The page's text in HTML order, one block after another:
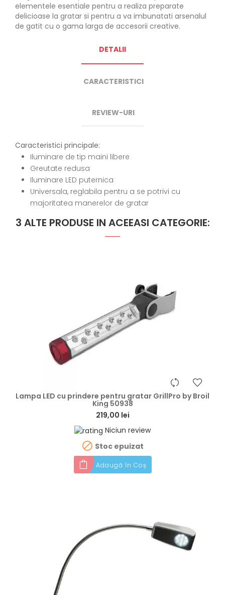
elementele esentiale pentru a realiza preparate
delicioase la gratar si pentru a va imbunatati arsenalul
de gatit cu o gama larga de accesorii creative.
DETALII
CARACTERISTICI
REVIEW-URI
Caracteristici principale:
Iluminare de tip maini libere
Greutate redusa
Iluminare LED puternica
Universala, reglabila pentru a se potrivi cu
majoritatea manerelor de gratar
3 ALTE PRODUSE IN ACEEASI CATEGORIE:
Lampa LED cu prindere pentru gratar GrillPro by Broil
King 50938
219,00 lei
Niciun review
 Stoc epuizat
Adaugă în Coș